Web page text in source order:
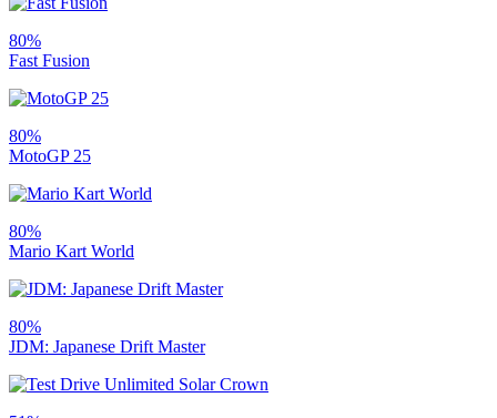
80%
Fast Fusion
80%
MotoGP 25
80%
Mario Kart World
80%
JDM: Japanese Drift Master